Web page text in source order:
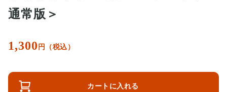
通常版＞
1,300 円（税込）
カートに入れる